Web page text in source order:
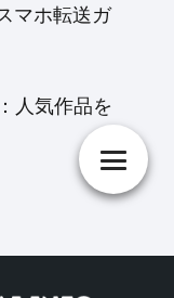
マホ転送ガ
人気作品を